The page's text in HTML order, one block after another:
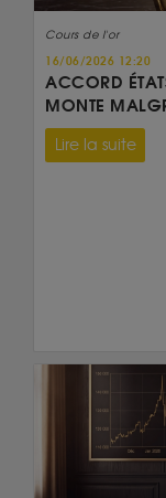
Cours de l'or
16/06/2026 12:20
ACCORD
MONTE
Lire la suite